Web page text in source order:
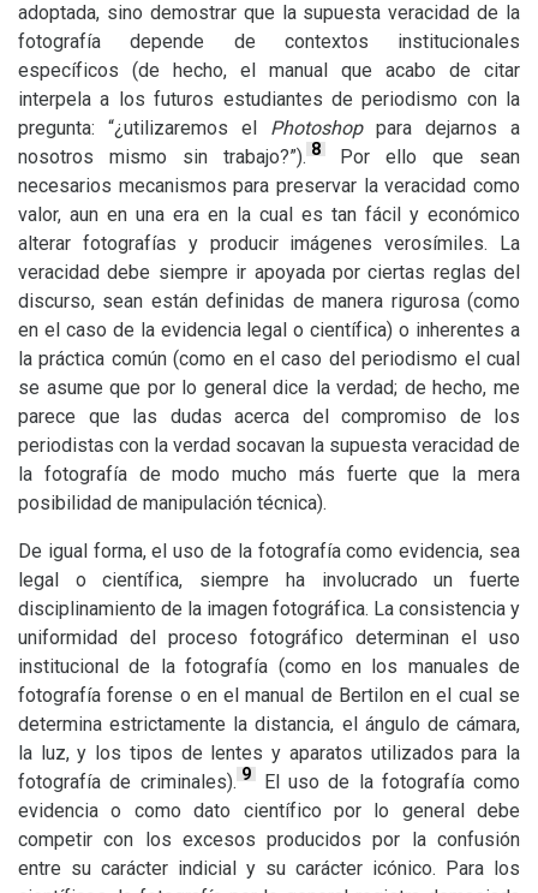
adoptada, sino demostrar que la supuesta veracidad de la
fotografía depende de contextos institucionales
específicos (de hecho, el manual que acabo de citar
interpela a los futuros estudiantes de periodismo con la
pregunta: “¿utilizaremos el Photoshoppara dejarnos a
nosotros mismo sin trabajo?”). 8 Por ello que sean
necesarios mecanismos para preservar la veracidad como
valor, aun en una era en la cual es tan fácil y económico
alterar fotografías y producir imágenes verosímiles. La
veracidad debe siempre ir apoyada por ciertas reglas del
discurso, sean están definidas de manera rigurosa (como
en el caso de la evidencia legal o científica) o inherentes a
la práctica común (como en el caso del periodismo el cual
se asume que por lo general dice la verdad; de hecho, me
parece que las dudas acerca del compromiso de los
periodistas con la verdad socavan la supuesta veracidad de
la fotografía de modo mucho más fuerte que la mera
posibilidad de manipulación técnica).
De igual forma, el uso de la fotografía como evidencia, sea
legal o científica, siempre ha involucrado un fuerte
disciplinamiento de la imagen fotográfica. La consistencia y
uniformidad del proceso fotográfico determinan el uso
institucional de la fotografía (como en los manuales de
fotografía forense o en el manual de Bertilon en el cual se
determina estrictamente la distancia, el ángulo de cámara,
la luz, y los tipos de lentes y aparatos utilizados para la
fotografía de criminales). 9 El uso de la fotografía como
evidencia o como dato científico por lo general debe
competir con los excesos producidos por la confusión
entre su carácter indicial y su carácter icónico. Para los